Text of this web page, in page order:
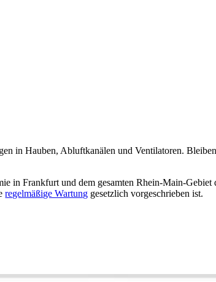
in Hauben, Abluftkanälen und Ventilatoren.
in Frankfurt und dem gesamten Rhein-Main-
regelmäßige Wartung gesetzlich vorgeschrieben ist.